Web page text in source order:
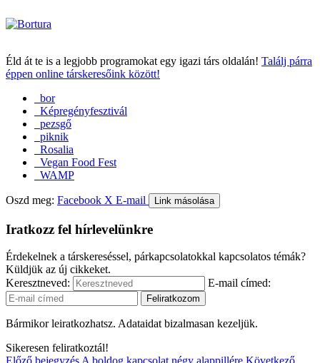
Éld át te is a legjobb programokat egy igazi társ oldalán! Találj párra
éppen online társkeresőink között!
bor
Képregényfesztivál
pezsgő
piknik
Rosalia
Vegan Food Fest
WAMP
Oszd meg: Facebook X E-mail Link másolása
Iratkozz fel hírlevelünkre
Érdekelnek a társkereséssel, párkapcsolatokkal kapcsolatos témák?
Küldjük az új cikkeket.
Keresztneved:
E-mail címed:
Bármikor leiratkozhatsz. Adataidat bizalmasan kezeljük.
Sikeresen feliratkoztál!